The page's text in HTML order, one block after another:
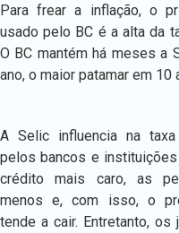
Para frear a inflação, o
usado pelo BC é a alta da
O BC mantém há meses a
ano, o maior patamar em 10
A Selic influencia na
pelos bancos e instituições
crédito mais caro, as
menos e, com isso, o
tende a cair. Entretanto, os